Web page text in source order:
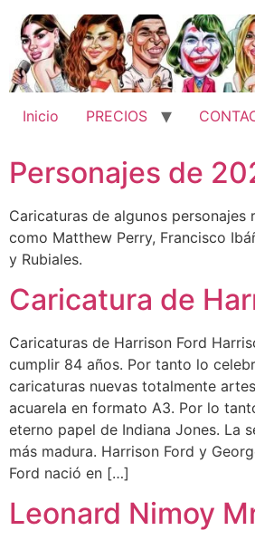
contenido
Inicio PRECIOS
Personajes de
Caricaturas de algunos personajes
como Matthew Perry, Francisco
y Rubiales.
Caricatura de
Caricaturas de Harrison Ford
cumplir 84 años. Por tanto lo
caricaturas nuevas totalmente
acuarela en formato A3. Por lo
eterno papel de Indiana Jones. La
más madura. Harrison Ford y
Ford nació en […]
Leonard Nimoy